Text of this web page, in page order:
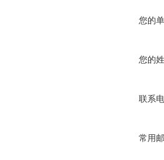
您的
您的
联系
常用